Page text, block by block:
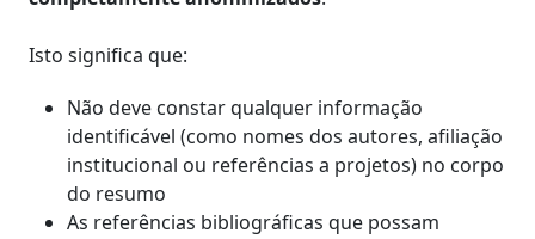
Isto significa que:
Não deve constar qualquer informação
identificável (como nomes dos autores, afiliação
institucional ou referências a projetos) no corpo
do resumo
As referências bibliográficas que possam